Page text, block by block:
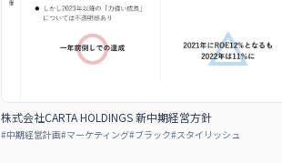
株式会社CARTA HOLDINGS 新中期経営方針
#中期経営計画#マーケティング#ブラック#スタイリッシュ